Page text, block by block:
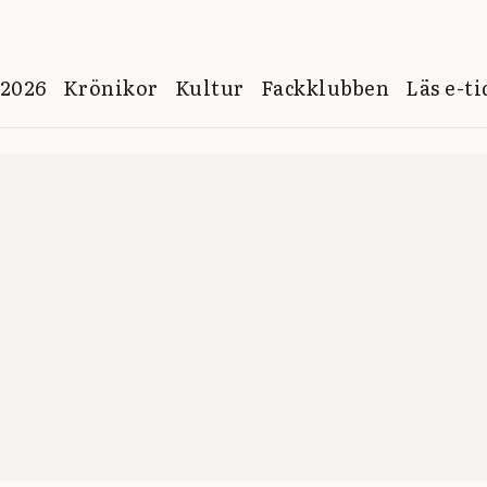
Krönikor Kultur Fackklubben Läs e-